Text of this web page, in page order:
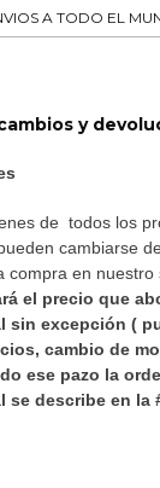
A TODO EL
y
de todos los
cambiarse
compra en nuestro
el precio que
sin excepción (
cambio de
ese pazo la
se describe en la